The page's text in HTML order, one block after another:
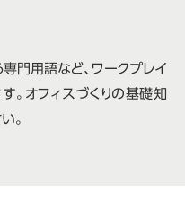
門用語など、ワークプレイ
。オフィスづくりの基礎知
。